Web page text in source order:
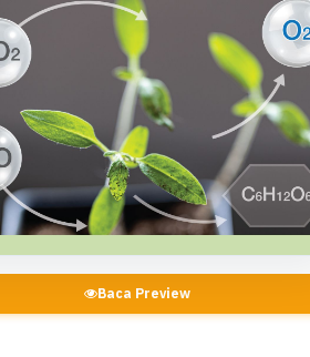
Baca Preview